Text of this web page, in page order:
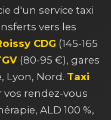
d'un service taxi
vers les
CDG (145-165
(80-95 €), gares
Lyon, Nord. Taxi
vos rendez-vous
ALD 100 %,